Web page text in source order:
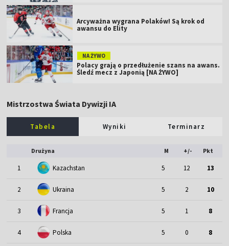
Arcyważna wygrana Polaków! Są krok od
awansu do Elity
NA ŻYWO
Polacy grają o przedłużenie szans na awans.
Śledź mecz z Japonią [NA ŻYWO]
Mistrzostwa Świata Dywizji IA
Tabela Wyniki Terminarz
Drużyna M +/- Pkt
1 Kazachstan 5 12 13
2 Ukraina 5 2 10
3 Francja 5 1 8
4 Polska 5 0 8